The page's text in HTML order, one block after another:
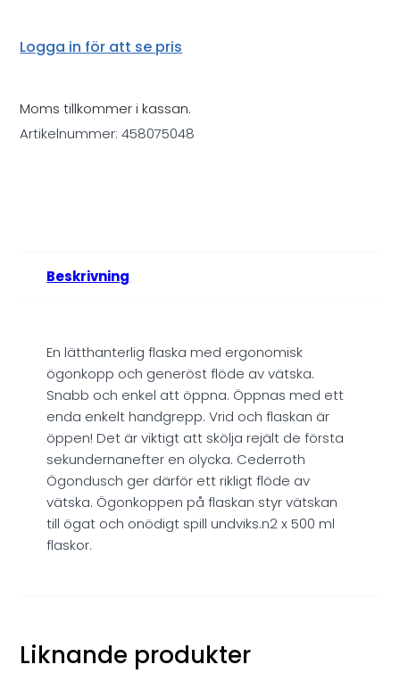
Logga in för att se pris
Moms tillkommer i kassan.
Artikelnummer:458075048
Beskrivning
En lätthanterlig flaska med ergonomisk
ögonkopp och generöst flöde av vätska.
Snabb och enkel att öppna. Öppnas med ett
enda enkelt handgrepp. Vrid och flaskan är
öppen! Det är viktigt att skölja rejält de första
sekundernanefter en olycka. Cederroth
Ögondusch ger därför ett rikligt flöde av
vätska. Ögonkoppen på flaskan styr vätskan
till ögat och onödigt spill undviks.n2 x 500 ml
flaskor.
Liknande produkter